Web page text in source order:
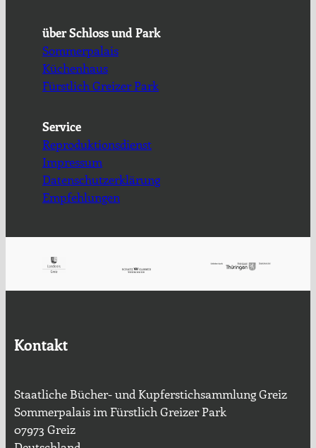
über Schloss und Park
Sommerpalais
Küchenhaus
Fürstlich Greizer Park
Service
Reproduktionsdienst
Impressum
Datenschutzerklärung
Empfehlungen
Kontakt
Staatliche Bücher- und Kupferstichsammlung Greiz
Sommerpalais im Fürstlich Greizer Park
07973 Greiz